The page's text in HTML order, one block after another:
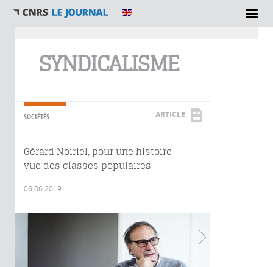
SYNDICALISME
SOCIÉTÉS ARTICLE
Gérard Noiriel, pour une histoire
vue des classes populaires
06.06.2019